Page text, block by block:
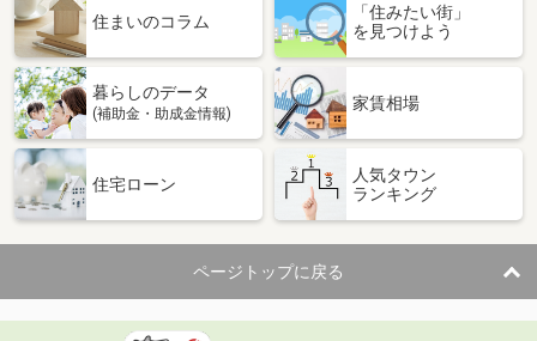
価 格
5.10万円
栃木県宇都宮市茂原町
専有面積 37.54m²
間取り
栃木県宇都宮市栄町
住 所
栃木県宇都宮市栄町
専有面積 51.3m²
間取り
1LDK
栃木県足利市有楽町
住まいのコラム
「住みたい街」
を見つけよう
暮らしのデータ
(補助金・助成金情報)
家賃相場
住宅ローン
人気タウン
ランキング
ページトップに戻る